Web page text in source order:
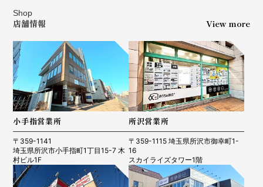
Shop
店舗情報 View more
小手指営業所
〒359-1141
埼玉県所沢市小手指町1丁目15-7 木
村ビル1F
所沢営業所
〒359-1115 埼玉県所沢市御幸町1-
16
スカイライズタワー1階